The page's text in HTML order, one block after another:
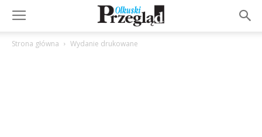
Strona główna Wydanie drukowane